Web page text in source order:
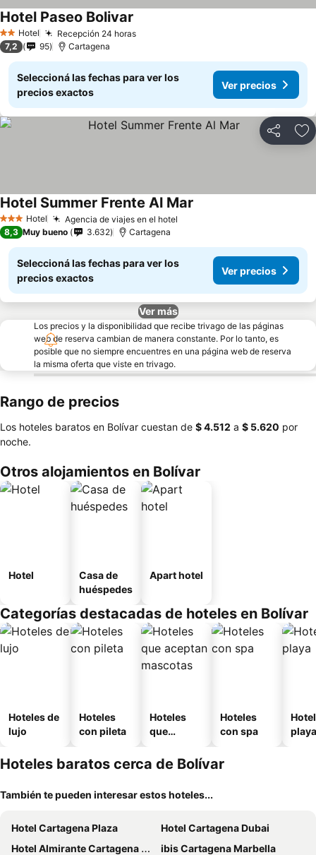
2 Estrellas
Hotel Recepción 24 horas
Hotel Paseo Bolivar
7,2 95 Cartagena
Seleccioná las fechas para ver los
precios exactos
Ver precios
Compartir
3 Estrellas
Hotel Agencia de viajes en el hotel
Hotel Summer Frente Al Mar
8,3 Muy bueno 3.632 Cartagena
Seleccioná las fechas para ver los
precios exactos
Ver precios
Ver más
Los precios y la disponibilidad que recibe trivago de las páginas
web de reserva cambian de manera constante. Por lo tanto, es
posible que no siempre encuentres en una página web de reserva
la misma oferta que viste en trivago.
Rango de precios
Los hoteles baratos en Bolívar cuestan de ‎$ 4.512 a ‎$ 5.620 por
noche.
Otros alojamientos en Bolívar
Hotel
Casa de
huéspedes
Apart hotel
Categorías destacadas de hoteles en Bolívar
Hoteles de
lujo
Hoteles
con pileta
Hoteles
que
mascotas
Hoteles
con spa
playa
Hoteles baratos cerca de Bolívar
También te pueden interesar estos hoteles...
Hotel Cartagena Plaza
Hotel Cartagena Dubai
Hotel Almirante Cartagena Colombia
ibis Cartagena Marbella